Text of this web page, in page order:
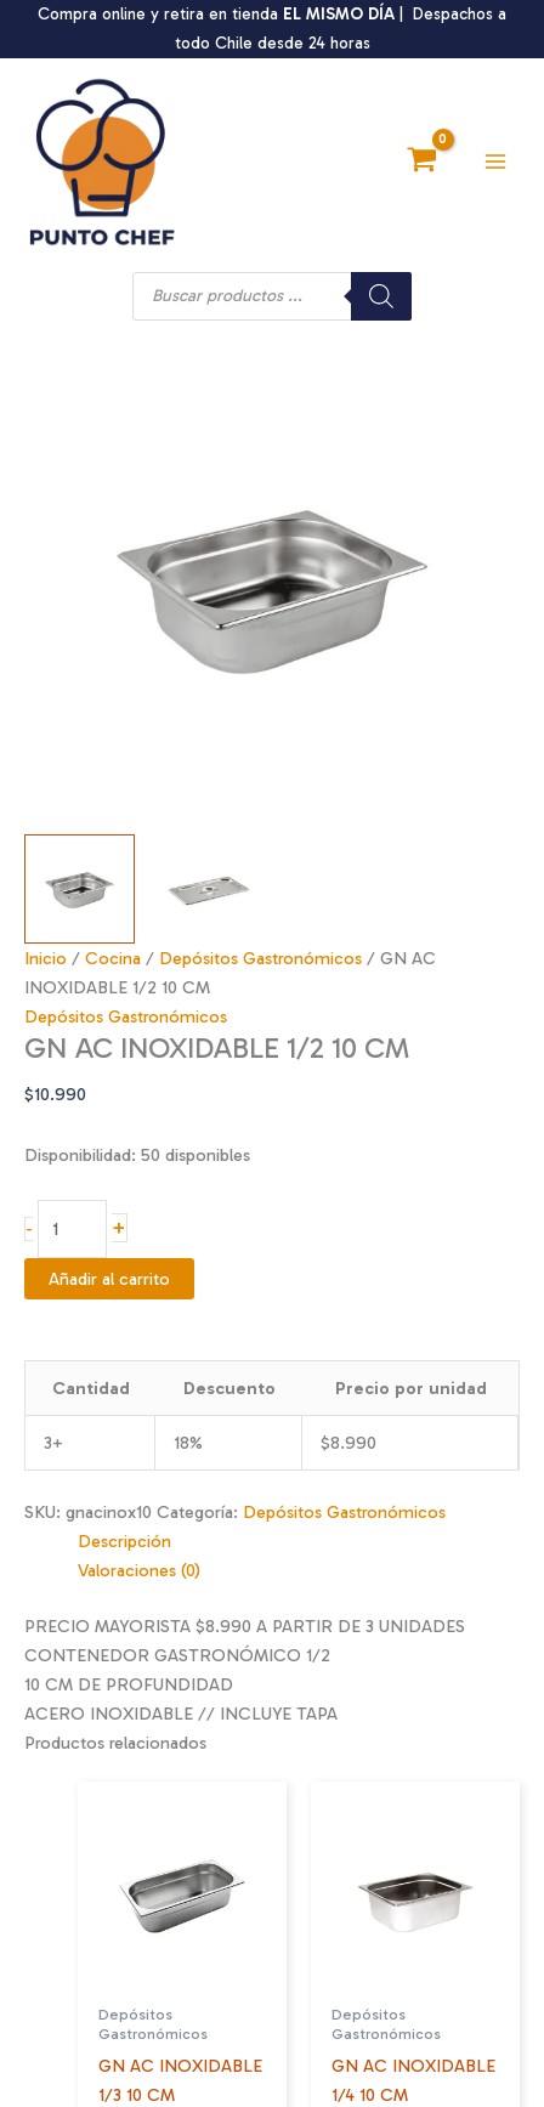
Compra online y retira en tienda EL MISMO DÍA | Despachos a
todo Chile desde 24 horas
Búsqueda
Inicio / Cocina / Depósitos Gastronómicos / GN AC
INOXIDABLE 1/2 10 CM
Depósitos Gastronómicos
GN AC INOXIDABLE 1/2 10 CM
$10.990
Disponibilidad: 50 disponibles
-
INOXIDABLE
1/2
CM
cantidad
+
Añadir al carrito
Cantidad Descuento Precio por unidad
3+ 18% $8.990
SKU: gnacinox10 Categoría: Depósitos Gastronómicos
Descripción
Valoraciones (0)
PRECIO MAYORISTA $8.990 A PARTIR DE 3 UNIDADES
CONTENEDOR GASTRONÓMICO 1/2
10 CM DE PROFUNDIDAD
ACERO INOXIDABLE // INCLUYE TAPA
Productos relacionados
Depósitos
Gastronómicos
GN AC INOXIDABLE
1/3 10 CM
Depósitos
Gastronómicos
GN AC INOXIDABLE
1/4 10 CM